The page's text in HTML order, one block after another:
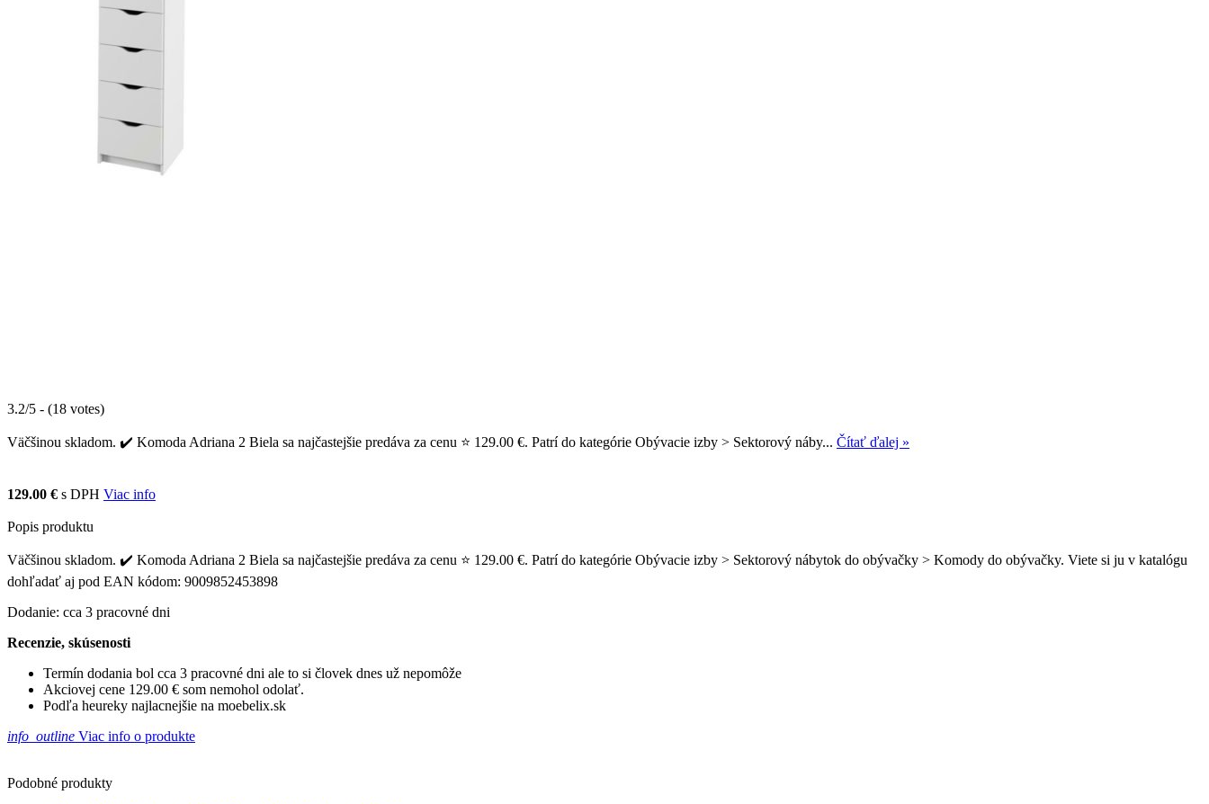
3.2/5 - (18 votes)
Väčšinou skladom. ✔️ Komoda Adriana 2 Biela sa najčastejšie predáva za cenu ⭐ 129.00 €. Patrí do kategórie Obývacie izby > Sektorový náby... Čítať ďalej »
129.00 € s DPH Viac info
Popis produktu
Väčšinou skladom. ✔️ Komoda Adriana 2 Biela sa najčastejšie predáva za cenu ⭐ 129.00 €. Patrí do kategórie Obývacie izby > Sektorový nábytok do obývačky > Komody do obývačky. Viete si ju v katalógu
dohľadať aj pod EAN kódom: 9009852453898
Dodanie: cca 3 pracovné dni
Recenzie, skúsenosti
Termín dodania bol cca 3 pracovné dni ale to si človek dnes už nepomôže
Akciovej cene 129.00 € som nemohol odolať.
Podľa heureky najlacnejšie na moebelix.sk
info_outline Viac info o produkte
Podobné produkty